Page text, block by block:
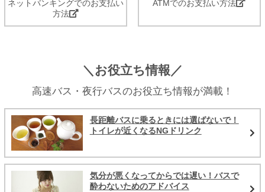
ネットバンキングでのお支払い
方法
ATMでのお支払い方法
＼お役立ち情報／
高速バス・夜行バスのお役立ち情報が満載！
長距離バスに乗るときには選ばないで！
トイレが近くなるNGドリンク
気分が悪くなってからでは遅い！バスで
酔わないためのアドバイス